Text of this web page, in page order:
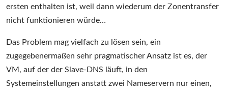
ersten enthalten ist, weil dann wiederum der Zonentransfer
nicht funktionieren würde…
Das Problem mag vielfach zu lösen sein, ein
zugegebenermaßen sehr pragmatischer Ansatz ist es, der
VM, auf der der Slave-DNS läuft, in den
Systemeinstellungen anstatt zwei Nameservern nur einen,